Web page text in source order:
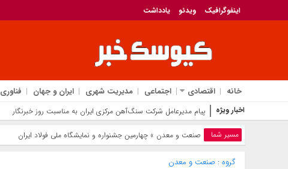
اینفوگرافیک ویدئو یادداشت
خانه اقتصادی اجتماعی مدیریت شهری ایران و جهان فناوری
اخبار ویژه پیام مدیرعامل شرکت سنگ‌آهن مرکزی ایران به مناسبت روز خبرنگار
مسیر شما صنعت و معدن » چهارمین جشنواره و نمایشگاه ملی فولاد ایران
گروه : صنعت و معدن